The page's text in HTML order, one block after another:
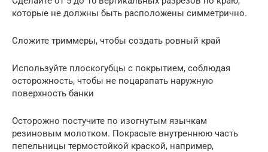
которые не должны быть расположены симметрично.
Сложите триммеры, чтобы создать ровный край
Используйте плоскогубцы с покрытием, соблюдая
осторожность, чтобы не поцарапать наружную
поверхность банки
Осторожно постучите по изогнутым язычкам
резиновым молотком. Покрасьте внутреннюю часть
пепельницы термостойкой краской, например,